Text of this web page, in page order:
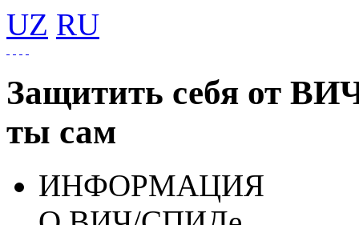
UZ RU
Защитить себя от
ты сам
ИНФОРМАЦИЯ